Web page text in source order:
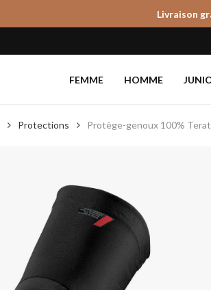
Livraison
FEMME HOMME
Protections Protège-genoux 100%